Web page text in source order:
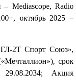
– Mediascope, Radio
октябрь 2025 –
2Т Спорт Союз»,
срок
Акция